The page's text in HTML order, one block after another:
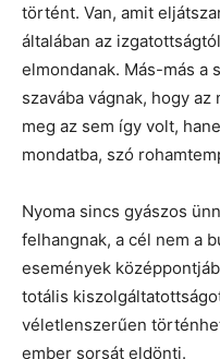
történt. Van, amit
általában az
elmondanak. Más-más a
szavába vágnak, hogy
meg az sem így volt,
mondatba, szó
Nyoma sincs gyászos
felhangnak, a cél nem a
események
totális
véletlenszerűen
ember sorsát eldönti.